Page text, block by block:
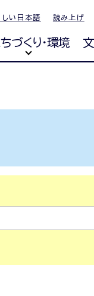
い日本語 読み上げ
づくり・環境